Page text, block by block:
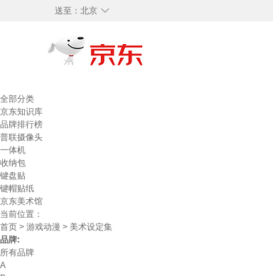
◇
送至： 北京
全部分类
京东知识库
品牌排行榜
普联摄像头
一体机
收纳包
键盘贴
键帽贴纸
京东美术馆
当前位置：
首页 > 游戏动漫 > 美术设定集
品牌:
所有品牌
A